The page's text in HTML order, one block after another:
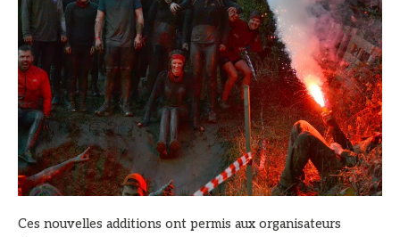
Ces nouvelles additions ont permis aux organisateurs